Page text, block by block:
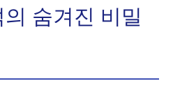
숨겨진 비밀